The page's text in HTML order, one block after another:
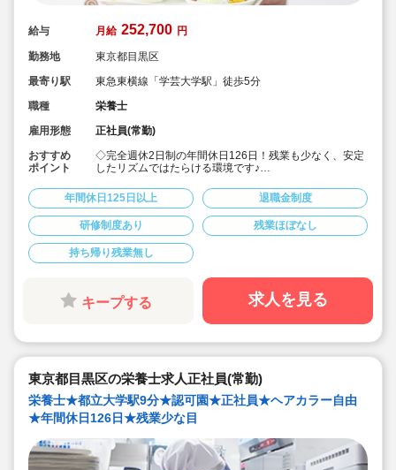
給与 月給 252,700 円
勤務地
東京都目黒区
最寄り駅
東急東横線「学芸大学駅」徒歩5分
職種
栄養士
雇用形態
正社員(常勤)
おすすめ
ポイント
◇完全週休2日制の年間休日126日！残業も少なく、安定
したリズムではたらける環境です♪
にしています。
◇月給252,700円～/賞与1.5～3.0ヶ月！
◇有給休暇は、半日や1時間単位の取得も可能◎
◇残業代は1分単位で支給☆
◇地方から上京される場合、法人が引っ越し代を補助(規
定内) 23区対応の社宅あり！
◇育産休の取得・復帰実績多数！（男性も育休取得実績
あり）時短勤務制度もあり、お仕事に復帰しやすい体制
◇「イタリア，ドイツ，フィンランド，ハンガリー，ニ
ュージーランド」など、充実の海外研修に参加のチャン
◇無垢の木を使った園舎。優しくぬくもりのある、おう
上実施。キャリアアップを目指せます！
年間休日125日以上 退職金制度
研修制度あり 残業ほぼなし
持ち帰り残業無し
キープする 求人を見る
東京都目黒区の栄養士求人正社員(常勤)
栄養士★都立大学駅9分★認可園★正社員★ヘアカラー自由
★年間休日126日★残業少な目